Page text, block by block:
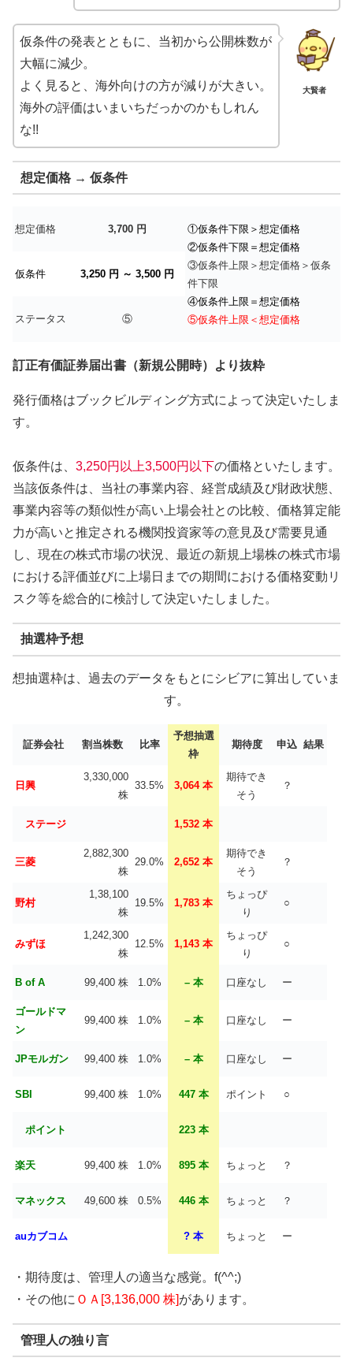
大賢者
仮条件の発表とともに、当初から公開株数が
大幅に減少。
よく見ると、海外向けの方が減りが大きい。
海外の評価はいまいちだっかのかもしれん
な!!
想定価格 → 仮条件
想定価格 3,700 円
①仮条件下限＞想定価格
②仮条件下限＝想定価格
③仮条件上限＞想定価格＞仮条
件下限
④仮条件上限＝想定価格
⑤仮条件上限＜想定価格
仮条件 3,250 円 ～ 3,500 円
ステータス ⑤
訂正有価証券届出書（新規公開時）より抜粋
発行価格はブックビルディング方式によって決定いたしま
す。
仮条件は、 3,250円以上3,500円以下の価格といたします。
当該仮条件は、当社の事業内容、経営成績及び財政状態、
事業内容等の類似性が高い上場会社との比較、価格算定能
力が高いと推定される機関投資家等の意見及び需要見通
し、現在の株式市場の状況、最近の新規上場株の株式市場
における評価並びに上場日までの期間における価格変動リ
スク等を総合的に検討して決定いたしました。
抽選枠予想
想抽選枠は、過去のデータをもとにシビアに算出していま
す。
証券会社 割当株数 比率
予想抽選
枠
期待度 申込 結果
日興
3,330,000
株
33.5% 3,064 本
期待でき
そう
？
ステージ 1,532 本
三菱
2,882,300
株
29.0% 2,652 本
期待でき
そう
？
野村
1,38,100
株
19.5% 1,783 本
ちょっぴ
り
○
みずほ
1,242,300
株
12.5% 1,143 本
ちょっぴ
り
○
B of A 99,400 株 1.0% – 本 口座なし ー
ゴールドマ
ン
99,400 株 1.0% – 本 口座なし ー
JPモルガン 99,400 株 1.0% – 本 口座なし ー
SBI 99,400 株 1.0% 447 本 ポイント ○
ポイント 223 本
楽天 99,400 株 1.0% 895 本 ちょっと ？
マネックス 49,600 株 0.5% 446 本 ちょっと ？
auカブコム ? 本 ちょっと ー
・期待度は、管理人の適当な感覚。f(^^;)
・その他に ＯＡ[3,136,000 株]があります。
管理人の独り言